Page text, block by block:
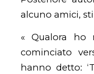
alcuno amici,
« Qualora ho
cominciato
hanno detto: